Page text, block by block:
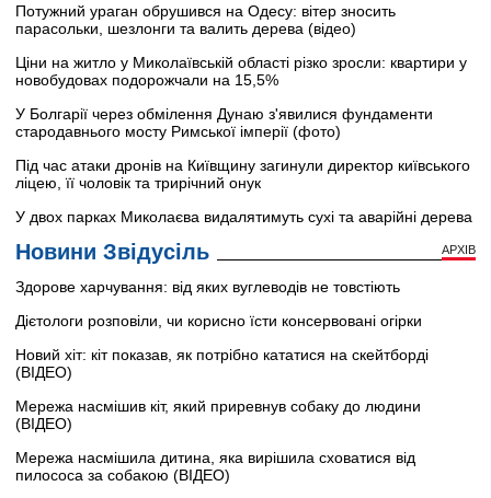
Потужний ураган обрушився на Одесу: вітер зносить
парасольки, шезлонги та валить дерева (відео)
Ціни на житло у Миколаївській області різко зросли: квартири у
новобудовах подорожчали на 15,5%
У Болгарії через обмілення Дунаю з'явилися фундаменти
стародавнього мосту Римської імперії (фото)
Під час атаки дронів на Київщину загинули директор київського
ліцею, її чоловік та трирічний онук
У двох парках Миколаєва видалятимуть сухі та аварійні дерева
Новини Звідусіль АРХІВ
Здорове харчування: від яких вуглеводів не товстіють
Дієтологи розповіли, чи корисно їсти консервовані огірки
Новий хіт: кіт показав, як потрібно кататися на скейтборді
(ВІДЕО)
Мережа насмішив кіт, який приревнув собаку до людини
(ВІДЕО)
Мережа насмішила дитина, яка вирішила сховатися від
пилососа за собакою (ВІДЕО)